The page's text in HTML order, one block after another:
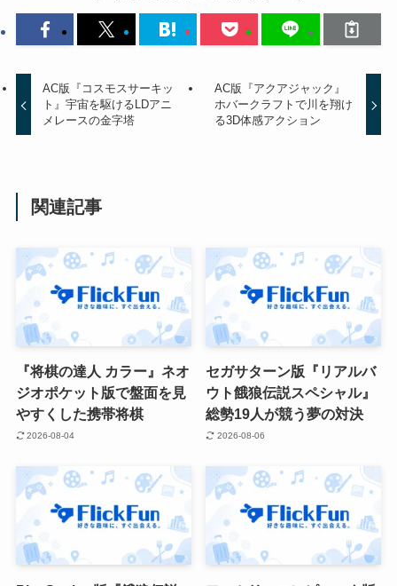
AC版『コスモスサーキッ
ト』宇宙を駆けるLDアニ
メレースの金字塔
AC版『アクアジャック』
ホバークラフトで川を翔け
る3D体感アクション
関連記事
『将棋の達人 カラー』ネオ
ジオポケット版で盤面を見
やすくした携帯将棋
2026-08-04
セガサターン版『リアルバ
ウト餓狼伝説スペシャル』
総勢19人が競う夢の対決
2026-08-06